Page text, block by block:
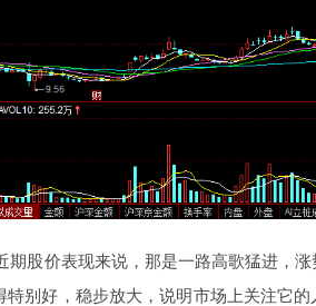
期股价表现来说，那是一路高歌猛进，
特别好，稳步放大，说明市场上关注它